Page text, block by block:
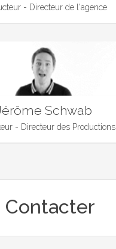
- Directeur de l'agence
Schwab
- Directeur des Productions
Contacter